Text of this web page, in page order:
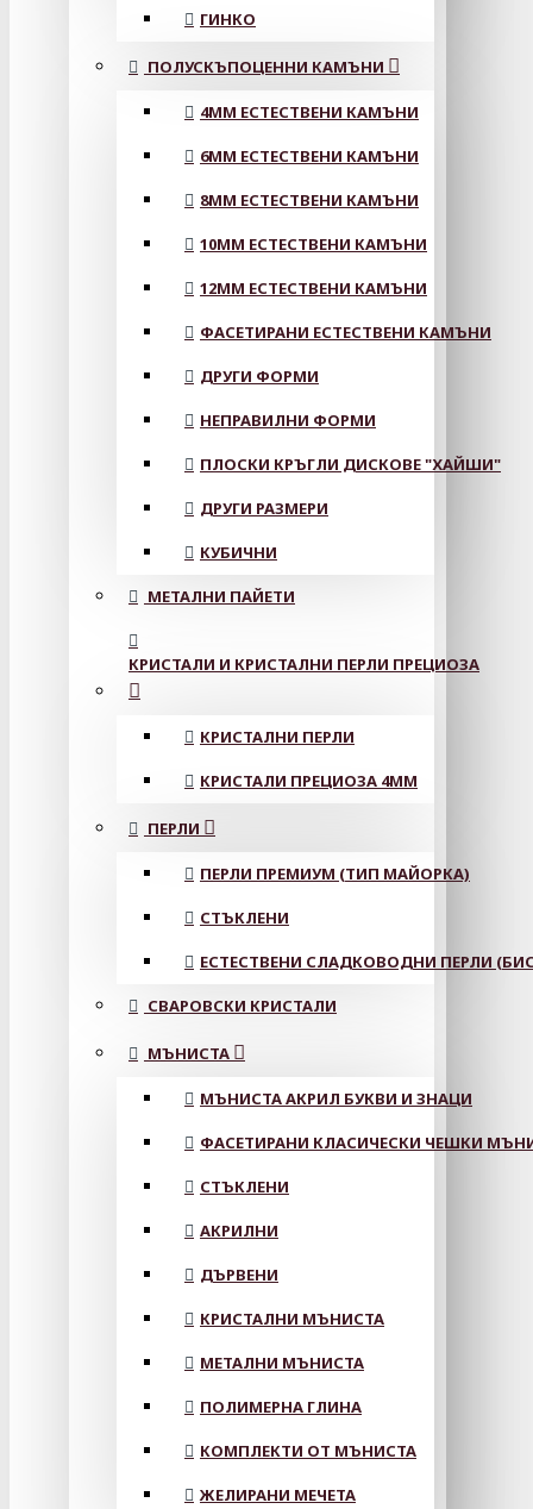
ГИНКО
ПОЛУСКЪПОЦЕННИ КАМЪНИ
4MM ЕСТЕСТВЕНИ КАМЪНИ
6MM ЕСТЕСТВЕНИ КАМЪНИ
8MM ЕСТЕСТВЕНИ КАМЪНИ
10MM ЕСТЕСТВЕНИ КАМЪНИ
12MM ЕСТЕСТВЕНИ КАМЪНИ
ФАСЕТИРАНИ ЕСТЕСТВЕНИ КАМЪНИ
ДРУГИ ФОРМИ
НЕПРАВИЛНИ ФОРМИ
ПЛОСКИ КРЪГЛИ ДИСКОВЕ "ХАЙШИ"
ДРУГИ РАЗМЕРИ
КУБИЧНИ
МЕТАЛНИ ПАЙЕТИ
КРИСТАЛИ И КРИСТАЛНИ ПЕРЛИ ПРЕЦИОЗА
КРИСТАЛНИ ПЕРЛИ
КРИСТАЛИ ПРЕЦИОЗА 4ММ
ПЕРЛИ
ПЕРЛИ ПРЕМИУМ (ТИП МАЙОРКА)
СТЪКЛЕНИ
ЕСТЕСТВЕНИ СЛАДКОВОДНИ ПЕРЛИ
СВАРОВСКИ КРИСТАЛИ
МЪНИСТА
МЪНИСТА АКРИЛ БУКВИ И ЗНАЦИ
ФАСЕТИРАНИ КЛАСИЧЕСКИ ЧЕШКИ
СТЪКЛЕНИ
АКРИЛНИ
ДЪРВЕНИ
КРИСТАЛНИ МЪНИСТА
МЕТАЛНИ МЪНИСТА
ПОЛИМЕРНА ГЛИНА
КОМПЛЕКТИ ОТ МЪНИСТА
ЖЕЛИРАНИ МЕЧЕТА